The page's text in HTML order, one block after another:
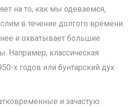
на то, как мы одеваемся,
в течение долгого времени.
и охватывает большие
Например, классическая
х годов или бунтарский дух
и зачастую